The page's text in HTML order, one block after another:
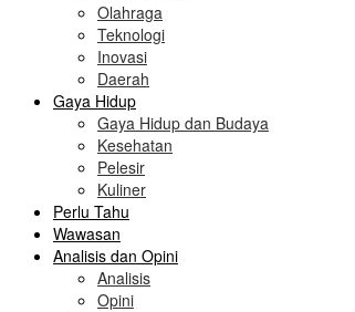
Olahraga
Teknologi
Inovasi
Daerah
Gaya Hidup
Gaya Hidup dan Budaya
Kesehatan
Pelesir
Kuliner
Perlu Tahu
Wawasan
Analisis dan Opini
Analisis
Opini